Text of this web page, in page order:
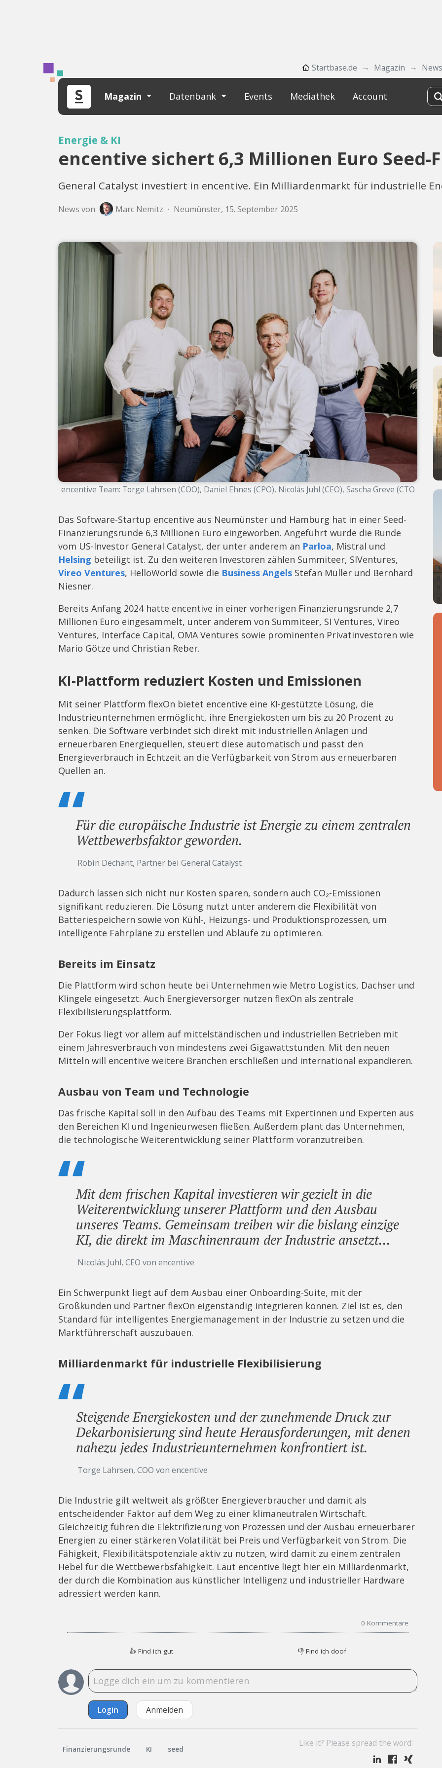
Startbase.de Magazin News
Magazin Datenbank Events Mediathek Account
Energie & KI
encentive sichert 6,3 Millionen Euro Seed-
General Catalyst investiert in encentive. Ein Milliardenmarkt für industrielle
News von Marc Nemitz · Neumünster, 15. September 2025
encentive Team: Torge Lahrsen (COO), Daniel Ehnes (CPO), Nicolás Juhl (CEO), Sascha Greve (CTO
Das Software-Startup encentive aus Neumünster und Hamburg hat in einer Seed-
Finanzierungsrunde 6,3 Millionen Euro eingeworben. Angeführt wurde die Runde
vom US-Investor General Catalyst, der unter anderem an Parloa, Mistral und
Helsing beteiligt ist. Zu den weiteren Investoren zählen Summiteer, SIVentures,
Vireo Ventures, HelloWorld sowie die Business Angels Stefan Müller und Bernhard
Niesner.
Bereits Anfang 2024 hatte encentive in einer vorherigen Finanzierungsrunde 2,7
Millionen Euro eingesammelt, unter anderem von Summiteer, SI Ventures, Vireo
Ventures, Interface Capital, OMA Ventures sowie prominenten Privatinvestoren wie
Mario Götze und Christian Reber.
KI-Plattform reduziert Kosten und Emissionen
Mit seiner Plattform flexOn bietet encentive eine KI-gestützte Lösung, die
Industrieunternehmen ermöglicht, ihre Energiekosten um bis zu 20 Prozent zu
senken. Die Software verbindet sich direkt mit industriellen Anlagen und
erneuerbaren Energiequellen, steuert diese automatisch und passt den
Energieverbrauch in Echtzeit an die Verfügbarkeit von Strom aus erneuerbaren
Quellen an.
Für die europäische Industrie ist Energie zu einem zentralen
Wettbewerbsfaktor geworden.
Robin Dechant, Partner bei General Catalyst
Dadurch lassen sich nicht nur Kosten sparen, sondern auch CO₂-Emissionen
signifikant reduzieren. Die Lösung nutzt unter anderem die Flexibilität von
Batteriespeichern sowie von Kühl-, Heizungs- und Produktionsprozessen, um
intelligente Fahrpläne zu erstellen und Abläufe zu optimieren.
Bereits im Einsatz
Die Plattform wird schon heute bei Unternehmen wie Metro Logistics, Dachser und
Klingele eingesetzt. Auch Energieversorger nutzen flexOn als zentrale
Flexibilisierungsplattform.
Der Fokus liegt vor allem auf mittelständischen und industriellen Betrieben mit
einem Jahresverbrauch von mindestens zwei Gigawattstunden. Mit den neuen
Mitteln will encentive weitere Branchen erschließen und international expandieren.
Ausbau von Team und Technologie
Das frische Kapital soll in den Aufbau des Teams mit Expertinnen und Experten aus
den Bereichen KI und Ingenieurwesen fließen. Außerdem plant das Unternehmen,
die technologische Weiterentwicklung seiner Plattform voranzutreiben.
Mit dem frischen Kapital investieren wir gezielt in die
Weiterentwicklung unserer Plattform und den Ausbau
unseres Teams. Gemeinsam treiben wir die bislang einzige
KI, die direkt im Maschinenraum der Industrie ansetzt...
Nicolás Juhl, CEO von encentive
Ein Schwerpunkt liegt auf dem Ausbau einer Onboarding-Suite, mit der
Großkunden und Partner flexOn eigenständig integrieren können. Ziel ist es, den
Standard für intelligentes Energiemanagement in der Industrie zu setzen und die
Marktführerschaft auszubauen.
Milliardenmarkt für industrielle Flexibilisierung
Steigende Energiekosten und der zunehmende Druck zur
Dekarbonisierung sind heute Herausforderungen, mit denen
nahezu jedes Industrieunternehmen konfrontiert ist.
Torge Lahrsen, COO von encentive
Die Industrie gilt weltweit als größter Energieverbraucher und damit als
entscheidender Faktor auf dem Weg zu einer klimaneutralen Wirtschaft.
Gleichzeitig führen die Elektrifizierung von Prozessen und der Ausbau erneuerbarer
Energien zu einer stärkeren Volatilität bei Preis und Verfügbarkeit von Strom. Die
Fähigkeit, Flexibilitätspotenziale aktiv zu nutzen, wird damit zu einem zentralen
Hebel für die Wettbewerbsfähigkeit. Laut encentive liegt hier ein Milliardenmarkt,
der durch die Kombination aus künstlicher Intelligenz und industrieller Hardware
adressiert werden kann.
0 Kommentare
👍 Find ich gut 👎 Find ich doof
Login Anmelden
Finanzierungsrunde KI seed
Like it? Please spread the word: